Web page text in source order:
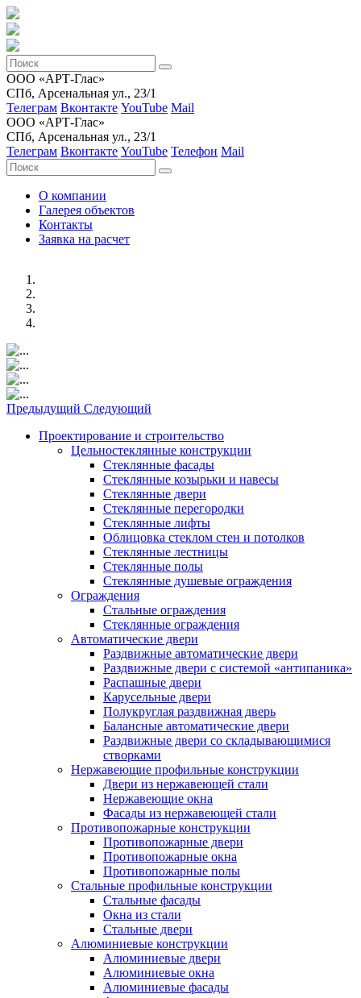
ООО «АРТ-Глас»
СПб, Арсенальная ул., 23/1
Телеграм Вконтакте YouTube Mail
ООО «АРТ-Глас»
СПб, Арсенальная ул., 23/1
Телеграм Вконтакте YouTube Телефон Mail
О компании
Галерея объектов
Контакты
Заявка на расчет
Предыдущий Следующий
Проектирование и строительство
Цельностеклянные конструкции
Стеклянные фасады
Стеклянные козырьки и навесы
Стеклянные двери
Стеклянные перегородки
Стеклянные лифты
Облицовка стеклом стен и потолков
Стеклянные лестницы
Стеклянные полы
Стеклянные душевые ограждения
Ограждения
Стальные ограждения
Cтеклянные ограждения
Автоматические двери
Раздвижные автоматические двери
Раздвижные двери с системой «антипаника»
Распашные двери
Карусельные двери
Полукруглая раздвижная дверь
Балансные автоматические двери
Раздвижные двери со складывающимися
створками
Нержавеющие профильные конструкции
Двери из нержавеющей стали
Нержавеющие окна
Фасады из нержавеющей стали
Противопожарные конструкции
Противопожарные двери
Противопожарные окна
Противопожарные полы
Стальные профильные конструкции
Стальные фасады
Окна из стали
Стальные двери
Алюминиевые конструкции
Алюминиевые двери
Алюминиевые окна
Алюминиевые фасады